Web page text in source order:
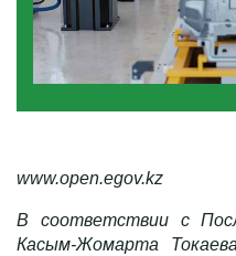
www.open.egov.kz
В соответствии с
Касым-Жомарта